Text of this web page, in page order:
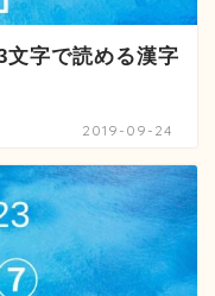
字で読める漢字
2019-09-24